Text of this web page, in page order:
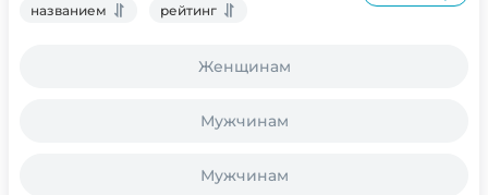
названием
рейтинг
Женщинам
Мужчинам
Мужчинам